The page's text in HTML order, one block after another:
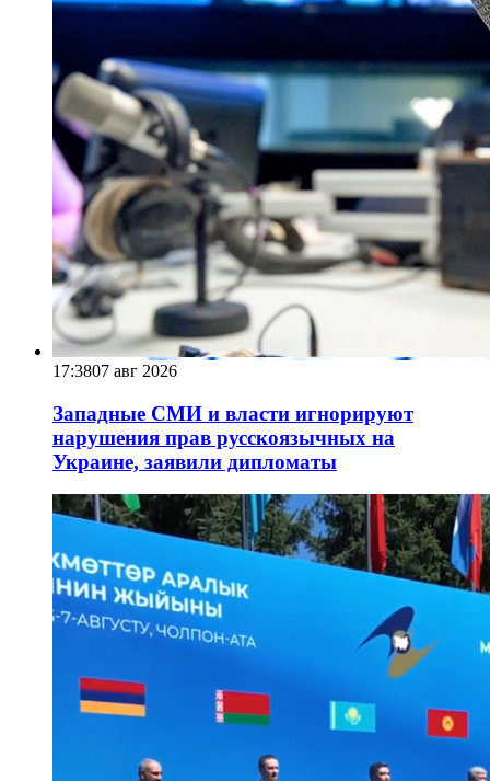
17:3807 авг 2026
Западные СМИ и власти игнорируют
нарушения прав русскоязычных на
Украине, заявили дипломаты